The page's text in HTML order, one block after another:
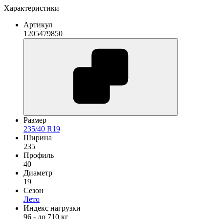
Характеристики
Артикул
1205479850
Размер
235/40 R19
Ширина
235
Профиль
40
Диаметр
19
Сезон
Лето
Индекс нагрузки
96 - до 710 кг